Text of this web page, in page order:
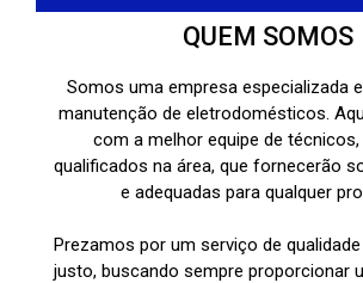
QUEM SOMOS
Somos uma empresa especializada
manutenção de eletrodomésticos.
com a melhor equipe de
qualificados na área, que fornecerão
e adequadas para qualquer
Prezamos por um serviço de
justo, buscando sempre proporcionar